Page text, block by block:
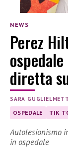
NEWS
Perez
diretta
SARA
OSPEDALE TIK
Autolesionismo
in ospedale